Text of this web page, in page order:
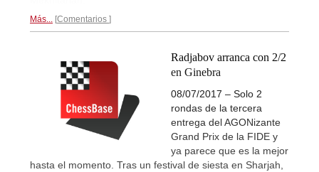
Más... Comentarios
Radjabov arranca con 2/2
en Ginebra
08/07/2017 – Solo 2
rondas de la tercera
entrega del AGONizante
Grand Prix de la FIDE y
ya parece que es la mejor
hasta el momento. Tras un festival de siesta en Sharjah,